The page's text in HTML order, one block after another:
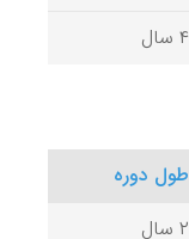
۴ سال
طول دوره
۲ سال